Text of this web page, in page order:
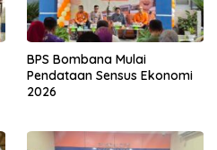
BPS Bombana Mulai
Pendataan Sensus Ekonomi
2026